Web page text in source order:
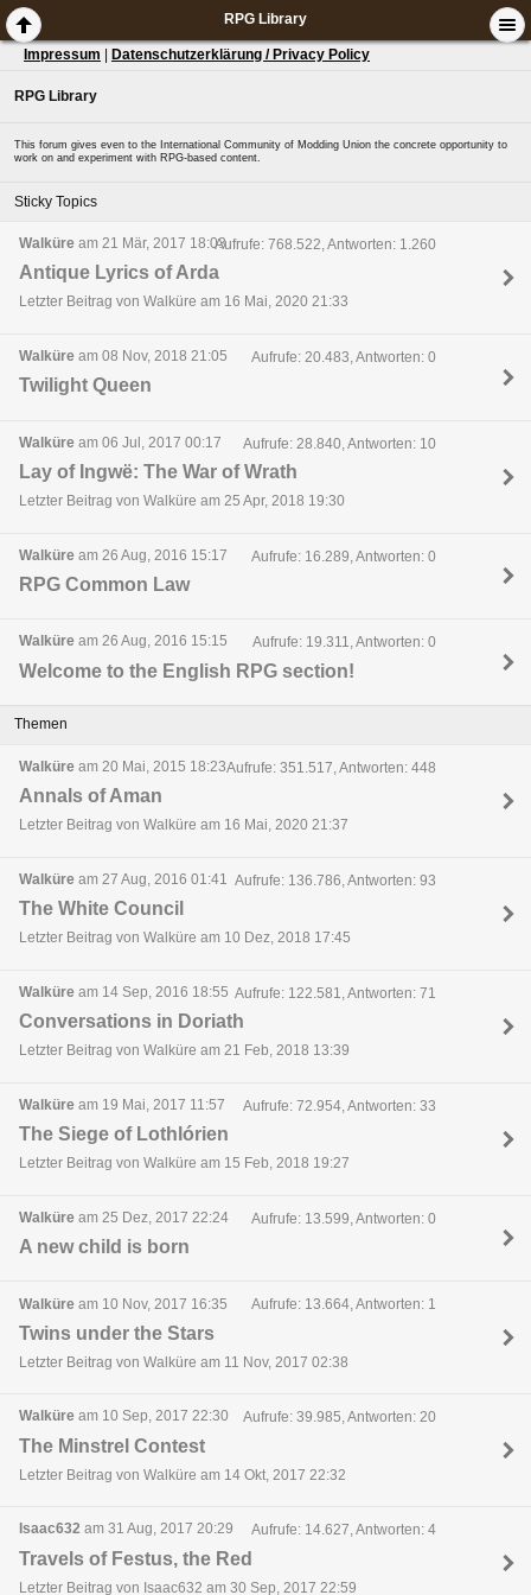
RPG Library
Impressum Datenschutzerklärung / Privacy Policy
RPG Library
This forum gives even to the International Community of Modding Union the concrete opportunity to
work on and experiment with RPG-based content.
Sticky Topics
Walküre am 21 Mär, 2017 18:03Aufrufe: 768.522, Antworten: 1.260
Antique Lyrics of Arda
Letzter Beitrag von Walküre am 16 Mai, 2020 21:33
Walküre am 08 Nov, 2018 21:05 Aufrufe: 20.483, Antworten: 0
Twilight Queen
Walküre am 06 Jul, 2017 00:17 Aufrufe: 28.840, Antworten: 10
Lay of Ingwë: The War of Wrath
Letzter Beitrag von Walküre am 25 Apr, 2018 19:30
Walküre am 26 Aug, 2016 15:17 Aufrufe: 16.289, Antworten: 0
RPG Common Law
Walküre am 26 Aug, 2016 15:15 Aufrufe: 19.311, Antworten: 0
Welcome to the English RPG section!
Themen
Walküre am 20 Mai, 2015 18:23Aufrufe: 351.517, Antworten: 448
Annals of Aman
Letzter Beitrag von Walküre am 16 Mai, 2020 21:37
Walküre am 27 Aug, 2016 01:41 Aufrufe: 136.786, Antworten: 93
The White Council
Letzter Beitrag von Walküre am 10 Dez, 2018 17:45
Walküre am 14 Sep, 2016 18:55 Aufrufe: 122.581, Antworten: 71
Conversations in Doriath
Letzter Beitrag von Walküre am 21 Feb, 2018 13:39
Walküre am 19 Mai, 2017 11:57 Aufrufe: 72.954, Antworten: 33
The Siege of Lothlórien
Letzter Beitrag von Walküre am 15 Feb, 2018 19:27
Walküre am 25 Dez, 2017 22:24 Aufrufe: 13.599, Antworten: 0
A new child is born
Walküre am 10 Nov, 2017 16:35 Aufrufe: 13.664, Antworten: 1
Twins under the Stars
Letzter Beitrag von Walküre am 11 Nov, 2017 02:38
Walküre am 10 Sep, 2017 22:30 Aufrufe: 39.985, Antworten: 20
The Minstrel Contest
Letzter Beitrag von Walküre am 14 Okt, 2017 22:32
Isaac632 am 31 Aug, 2017 20:29 Aufrufe: 14.627, Antworten: 4
Travels of Festus, the Red
Letzter Beitrag von Isaac632 am 30 Sep, 2017 22:59